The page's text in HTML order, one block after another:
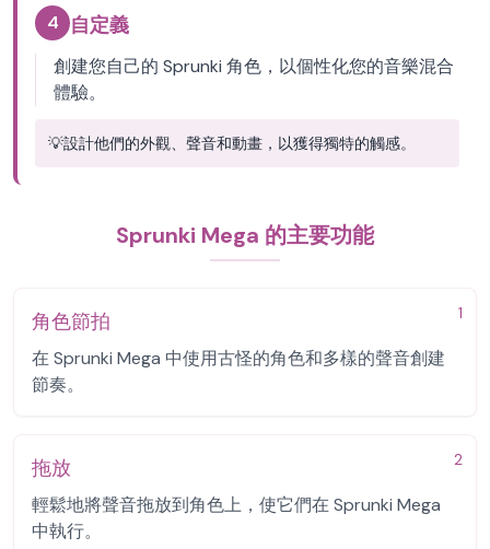
4 自定義
創建您自己的 Sprunki 角色，以個性化您的音樂混合
體驗。
💡設計他們的外觀、聲音和動畫，以獲得獨特的觸感。
Sprunki Mega 的主要功能
1
角色節拍
在 Sprunki Mega 中使用古怪的角色和多樣的聲音創建
節奏。
2
拖放
輕鬆地將聲音拖放到角色上，使它們在 Sprunki Mega
中執行。